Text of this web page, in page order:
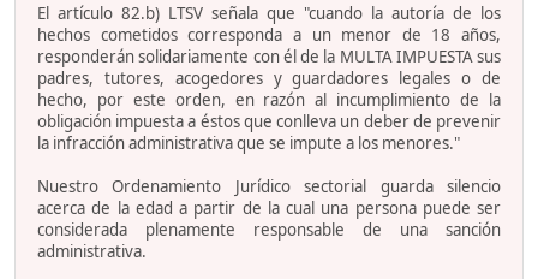
El artículo 82.b) LTSV señala que "cuando la autoría de los
hechos cometidos corresponda a un menor de 18 años,
responderán solidariamente con él de la MULTA IMPUESTA sus
padres, tutores, acogedores y guardadores legales o de
hecho, por este orden, en razón al incumplimiento de la
obligación impuesta a éstos que conlleva un deber de prevenir
la infracción administrativa que se impute a los menores."
Nuestro Ordenamiento Jurídico sectorial guarda silencio
acerca de la edad a partir de la cual una persona puede ser
considerada plenamente responsable de una sanción
administrativa.